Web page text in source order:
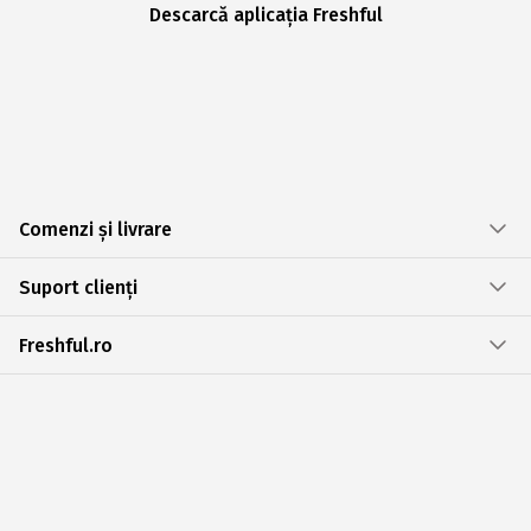
Descarcă aplicația Freshful
Comenzi și livrare
Suport clienți
Freshful.ro